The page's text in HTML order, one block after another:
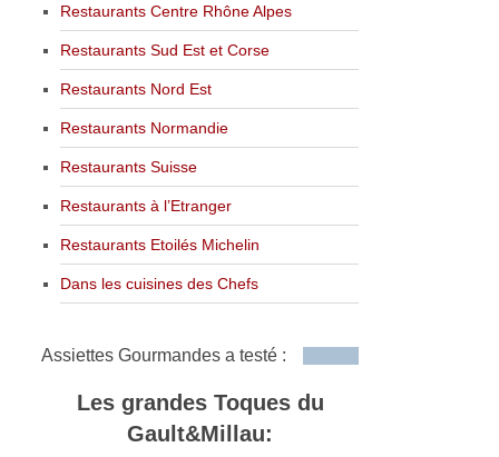
Restaurants Centre Rhône Alpes
Restaurants Sud Est et Corse
Restaurants Nord Est
Restaurants Normandie
Restaurants Suisse
Restaurants à l’Etranger
Restaurants Etoilés Michelin
Dans les cuisines des Chefs
Assiettes Gourmandes a testé :
Les grandes Toques du
Gault&Millau: